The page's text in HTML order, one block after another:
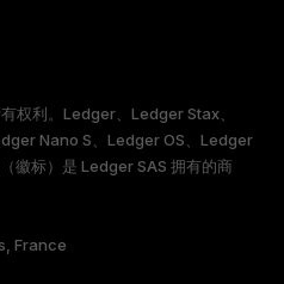
权利。Ledger、Ledger Stax、
Nano S、Ledger OS、Ledger
徽标）是 Ledger SAS 拥有的商
France